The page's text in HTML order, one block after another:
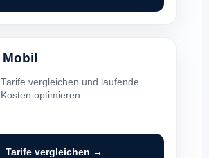
Tarife vergleichen und laufende
Kosten optimieren.
Tarife vergleichen →